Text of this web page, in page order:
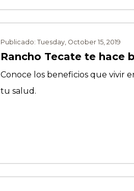
Publicado: Tuesday, October 15, 2019
Rancho Tecate te hace
Conoce los beneficios que vivir
tu salud.